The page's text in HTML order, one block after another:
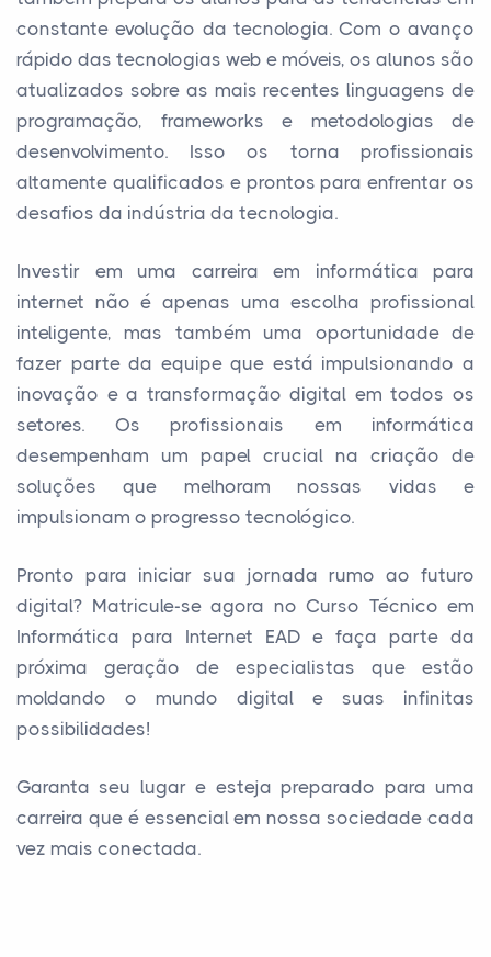
constante evolução da tecnologia. Com o avanço
rápido das tecnologias web e móveis, os alunos são
atualizados sobre as mais recentes linguagens de
programação, frameworks e metodologias de
desenvolvimento. Isso os torna profissionais
altamente qualificados e prontos para enfrentar os
desafios da indústria da tecnologia.
Investir em uma carreira em informática para
internet não é apenas uma escolha profissional
inteligente, mas também uma oportunidade de
fazer parte da equipe que está impulsionando a
inovação e a transformação digital em todos os
setores. Os profissionais em informática
desempenham um papel crucial na criação de
soluções que melhoram nossas vidas e
impulsionam o progresso tecnológico.
Pronto para iniciar sua jornada rumo ao futuro
digital? Matricule-se agora no Curso Técnico em
Informática para Internet EAD e faça parte da
próxima geração de especialistas que estão
moldando o mundo digital e suas infinitas
possibilidades!
Garanta seu lugar e esteja preparado para uma
carreira que é essencial em nossa sociedade cada
vez mais conectada.